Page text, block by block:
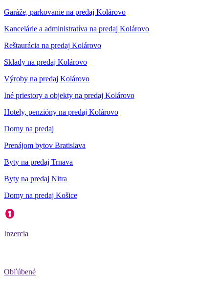
Garáže, parkovanie na predaj Kolárovo
Kancelárie a administratíva na predaj Kolárovo
Reštaurácia na predaj Kolárovo
Sklady na predaj Kolárovo
Výroby na predaj Kolárovo
Iné priestory a objekty na predaj Kolárovo
Hotely, penzióny na predaj Kolárovo
Domy na predaj
Prenájom bytov Bratislava
Byty na predaj Trnava
Byty na predaj Nitra
Domy na predaj Košice
Inzercia
Obľúbené